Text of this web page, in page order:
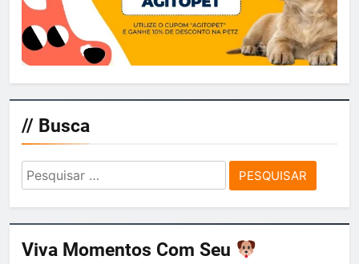
// Busca
Pesquisar
por:
Viva Momentos Com Seu